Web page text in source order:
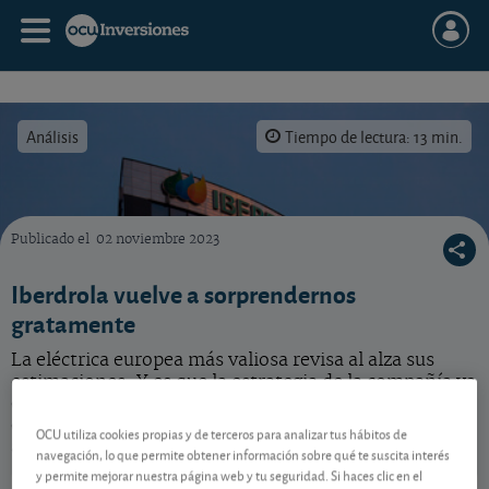
Análisis Tiempo de lectura: 13 min.
Publicado el 02 noviembre 2023
Iberdrola vuelve a sorprendernos
gratamente
La eléctrica europea más valiosa revisa al alza sus
estimaciones. Y es que la estrategia de la compañía ya
esperamos más de ella. Vea qué hacer con esta
acción.
OCU utiliza cookies propias y de terceros para analizar tus hábitos de
navegación, lo que permite obtener información sobre qué te suscita interés
y permite mejorar nuestra página web y tu seguridad. Si haces clic en el